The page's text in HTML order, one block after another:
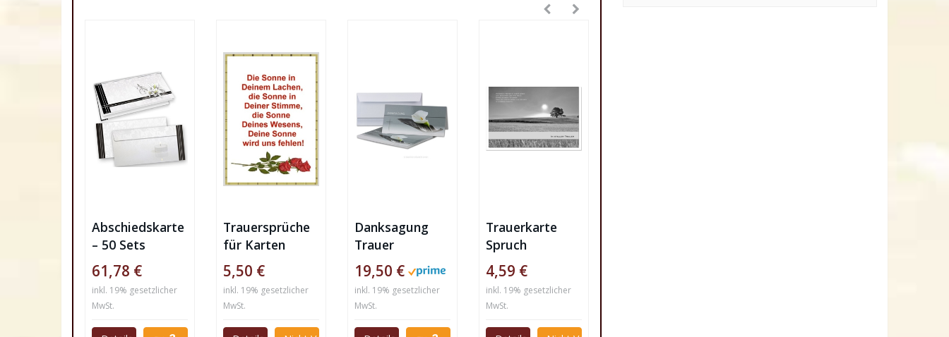
Abschiedskarte
– 50 Sets
Hochwertige
Trauerkarten
61,78 €
inkl. 19% gesetzlicher
MwSt.
Trauersprüche
für Karten
5,50 €
inkl. 19% gesetzlicher
MwSt.
Danksagung
Trauer
19,50 €
inkl. 19% gesetzlicher
MwSt.
Trauerkarte
Spruch
4,59 €
inkl. 19% gesetzlicher
MwSt.